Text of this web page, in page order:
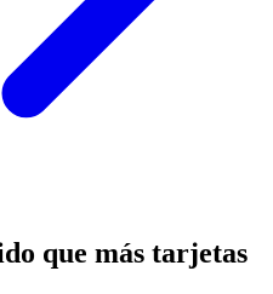
que más tarjetas